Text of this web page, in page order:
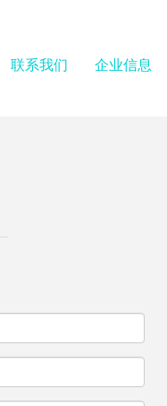
联系我们 企业信息